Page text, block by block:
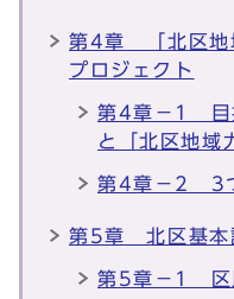
第4章 「北区地
プロジェクト
第4章－1 目
と「北区地域
第4章－2 3
第5章 北区基本
第5章－1 区